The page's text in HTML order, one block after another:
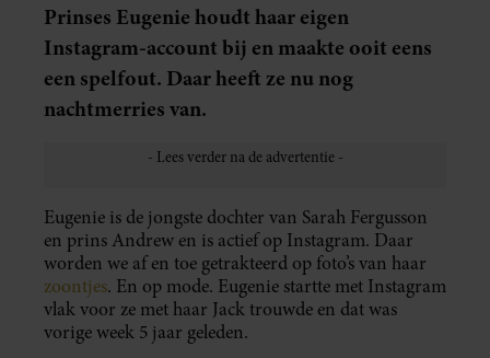
Prinses Eugenie houdt haar eigen
Instagram-account bij en maakte ooit eens
een spelfout. Daar heeft ze nu nog
nachtmerries van.
Eugenie is de jongste dochter van Sarah Fergusson
en prins Andrew en is actief op Instagram. Daar
worden we af en toe getrakteerd op foto’s van haar
zoontjes. En op mode. Eugenie startte met Instagram
vlak voor ze met haar Jack trouwde en dat was
vorige week 5 jaar geleden.